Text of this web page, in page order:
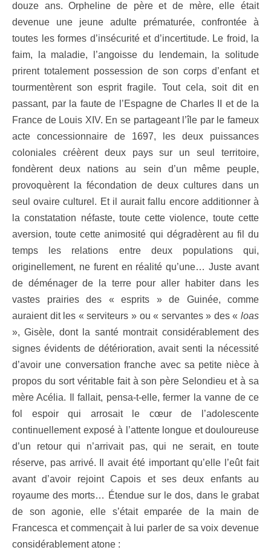
douze ans. Orpheline de père et de mère, elle était
devenue une jeune adulte prématurée, confrontée à
toutes les formes d’insécurité et d’incertitude. Le froid, la
faim, la maladie, l’angoisse du lendemain, la solitude
prirent totalement possession de son corps d’enfant et
tourmentèrent son esprit fragile. Tout cela, soit dit en
passant, par la faute de l’Espagne de Charles II et de la
France de Louis XIV. En se partageant l’île par le fameux
acte concessionnaire de 1697, les deux puissances
coloniales créèrent deux pays sur un seul territoire,
fondèrent deux nations au sein d’un même peuple,
provoquèrent la fécondation de deux cultures dans un
seul ovaire culturel. Et il aurait fallu encore additionner à
la constatation néfaste, toute cette violence, toute cette
aversion, toute cette animosité qui dégradèrent au fil du
temps les relations entre deux populations qui,
originellement, ne furent en réalité qu’une… Juste avant
de déménager de la terre pour aller habiter dans les
vastes prairies des
« esprits » de Guinée, comme
auraient dit les « serviteurs » ou « servantes » des « loas
», Gisèle, dont la santé montrait considérablement des
signes évidents de détérioration, avait senti la nécessité
d’avoir une conversation franche avec sa petite nièce à
propos du sort véritable fait à son père Selondieu et à sa
mère Acélia. Il fallait, pensa-t-elle, fermer la vanne de ce
fol espoir qui arrosait le cœur de l’adolescente
continuellement exposé à l’attente longue et douloureuse
d’un retour qui n’arrivait pas, qui ne serait, en toute
réserve, pas arrivé. Il avait été important qu’elle l’eût fait
avant d’avoir rejoint Capois et ses deux enfants au
royaume des morts… Étendue sur le dos, dans le grabat
de son agonie, elle s’était emparée de la main de
Francesca et commençait à lui parler de sa voix devenue
considérablement atone :